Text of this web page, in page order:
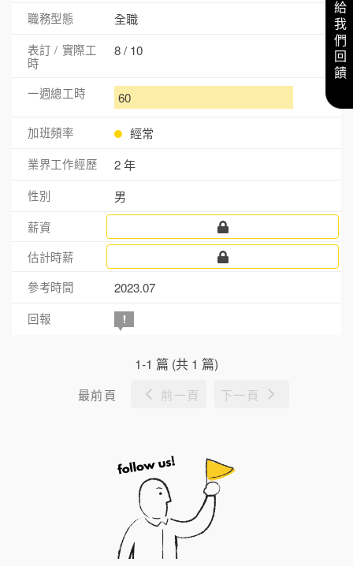
全職
8 / 10
60
經常
2 年
男
2023.07
1-1 篇 (共 1 篇)
最前頁 前一頁 下一頁
給我們回饋